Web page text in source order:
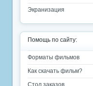
Экранизация
Помощь по сайту:
Форматы фильмов
Как скачать фильм?
Стол заказов